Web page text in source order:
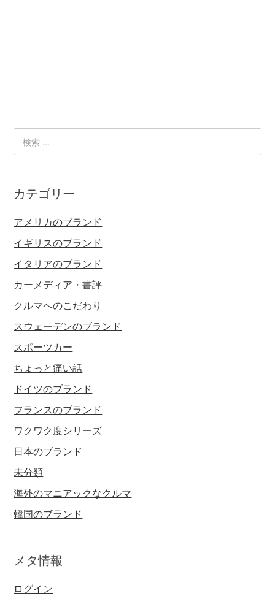
カテゴリー
アメリカのブランド
イギリスのブランド
イタリアのブランド
カーメディア・書評
クルマへのこだわり
スウェーデンのブランド
スポーツカー
ちょっと痛い話
ドイツのブランド
フランスのブランド
ワクワク度シリーズ
日本のブランド
未分類
海外のマニアックなクルマ
韓国のブランド
メタ情報
ログイン